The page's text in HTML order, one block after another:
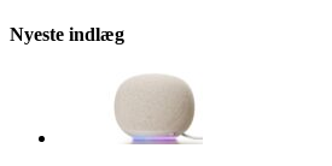
Nyeste indlæg